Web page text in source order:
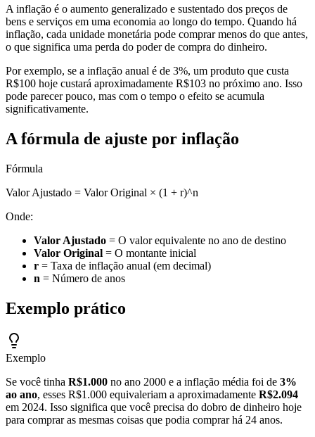
A inflação é o aumento generalizado e sustentado dos preços de
bens e serviços em uma economia ao longo do tempo. Quando há
inflação, cada unidade monetária pode comprar menos do que antes,
o que significa uma perda do poder de compra do dinheiro.
Por exemplo, se a inflação anual é de 3%, um produto que custa
R$100 hoje custará aproximadamente R$103 no próximo ano. Isso
pode parecer pouco, mas com o tempo o efeito se acumula
significativamente.
A fórmula de ajuste por inflação
Fórmula
Valor Ajustado = Valor Original × (1 + r)^n
Onde:
Valor Ajustado = O valor equivalente no ano de destino
Valor Original = O montante inicial
r = Taxa de inflação anual (em decimal)
n = Número de anos
Exemplo prático
Exemplo
Se você tinha R$1.000 no ano 2000 e a inflação média foi de 3%
ao ano, esses R$1.000 equivaleriam a aproximadamente R$2.094
em 2024. Isso significa que você precisa do dobro de dinheiro hoje
para comprar as mesmas coisas que podia comprar há 24 anos.